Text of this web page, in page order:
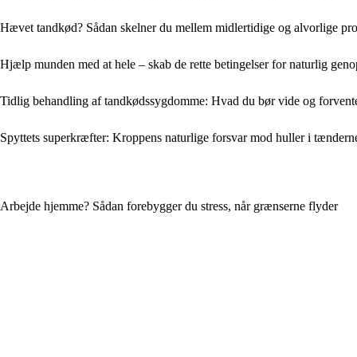
Hævet tandkød? Sådan skelner du mellem midlertidige og alvorlige
Hjælp munden med at hele – skab de rette betingelser for naturlig
Tidlig behandling af tandkødssygdomme: Hvad du bør vide og
Spyttets superkræfter: Kroppens naturlige forsvar mod huller i
Arbejde hjemme? Sådan forebygger du stress, når grænserne flyder